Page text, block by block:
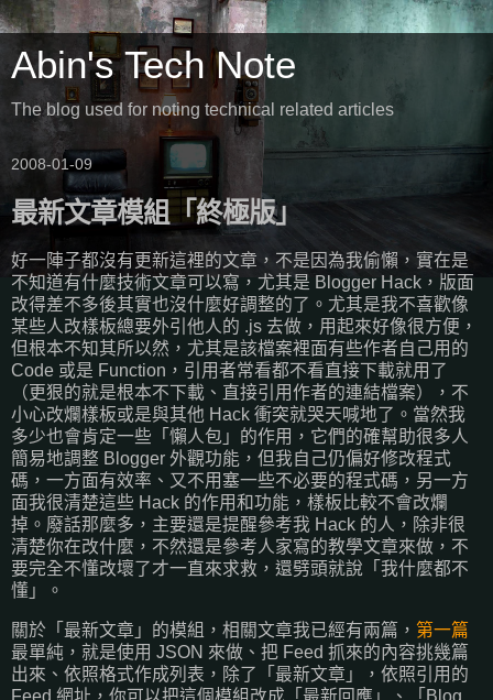
Abin's Tech Note
The blog used for noting technical related articles
2008-01-09
最新文章模組「終極版」
好一陣子都沒有更新這裡的文章，不是因為我偷懶，實在是
不知道有什麼技術文章可以寫，尤其是 Blogger Hack，版面
改得差不多後其實也沒什麼好調整的了。尤其是我不喜歡像
某些人改樣板總要外引他人的 .js 去做，用起來好像很方便，
但根本不知其所以然，尤其是該檔案裡面有些作者自己用的
Code 或是 Function，引用者常看都不看直接下載就用了
（更狠的就是根本不下載、直接引用作者的連結檔案），不
小心改爛樣板或是與其他 Hack 衝突就哭天喊地了。當然我
多少也會肯定一些「懶人包」的作用，它們的確幫助很多人
簡易地調整 Blogger 外觀功能，但我自己仍偏好修改程式
碼，一方面有效率、又不用塞一些不必要的程式碼，另一方
面我很清楚這些 Hack 的作用和功能，樣板比較不會改爛
掉。廢話那麼多，主要還是提醒參考我 Hack 的人，除非很
清楚你在改什麼，不然還是參考人家寫的教學文章來做，不
要完全不懂改壞了才一直來求救，還劈頭就說「我什麼都不
懂」。
關於「最新文章」的模組，相關文章我已經有兩篇， 第一篇
最單純，就是使用 JSON 來做、把 Feed 抓來的內容挑幾篇
出來、依照格式作成列表，除了「最新文章」，依照引用的
Feed 網址，你可以把這個模組改成「最新回應」、「Blog